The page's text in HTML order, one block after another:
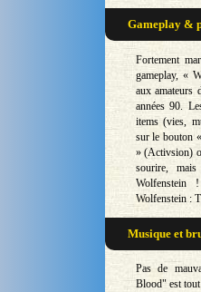
Gameplay &
Fortement
gameplay, «
aux amateurs
années 90.
items (vies,
sur le bouton
» (Activsion)
sourire,
Wolfenstein :
Musique et
Pas de
Blood" est tout